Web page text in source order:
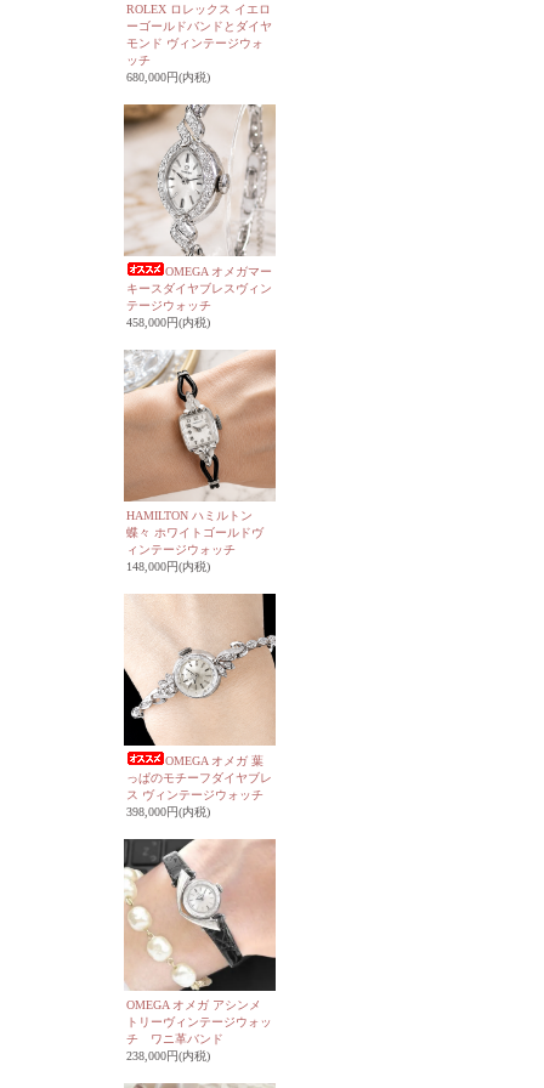
ROLEX ロレックス イエロ
ーゴールドバンドとダイヤ
モンド ヴィンテージウォ
ッチ
680,000円(内税)
OMEGA オメガマー
キースダイヤブレスヴィン
テージウォッチ
458,000円(内税)
HAMILTON ハミルトン
蝶々 ホワイトゴールドヴ
ィンテージウォッチ
148,000円(内税)
OMEGA オメガ 葉
っぱのモチーフダイヤブレ
ス ヴィンテージウォッチ
398,000円(内税)
OMEGA オメガ アシンメ
トリーヴィンテージウォッ
チ ワニ革バンド
238,000円(内税)